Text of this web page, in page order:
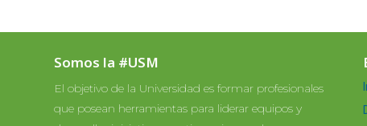
Somos la #USM
El objetivo de la Universidad es formar profesionales
que posean herramientas para liderar equipos y